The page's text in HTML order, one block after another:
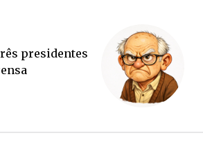
corre mais rápido que a
Mas quem paga a